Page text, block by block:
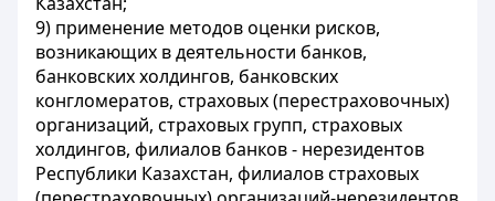
9) применение методов оценки рисков,
возникающих в деятельности банков,
банковских холдингов, банковских
конгломератов, страховых (перестраховочных)
организаций, страховых групп, страховых
холдингов, филиалов банков - нерезидентов
Республики Казахстан, филиалов страховых